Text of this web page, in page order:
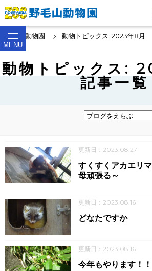
MENU
野毛山動物園 動物トピックス: 2023年8月
動物トピックス:
記事一覧
更新日：2023.08.27
すくすくアカエリ
母頑張る～
更新日：2023.08.16
どなたですか
更新日：2023.08.16
今年もやります！！